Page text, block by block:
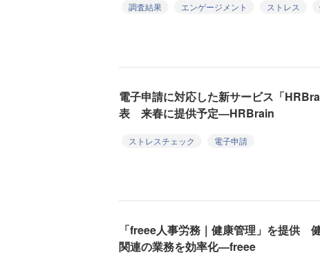
調査結果 エンゲージメント ストレス
電子申請に対応した新サービス「
表 来春に提供予定—HRBrain
ストレスチェック
電子申請
「freee人事労務｜健康管理」を提供
関連の業務を効率化—freee